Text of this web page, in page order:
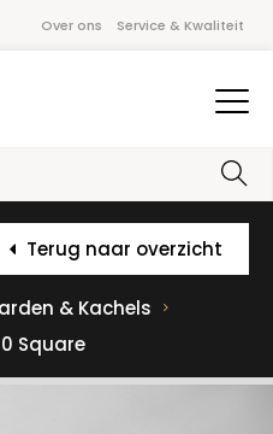
Over ons Service & Kwaliteit
Terug naar overzicht
& Kachels
Square